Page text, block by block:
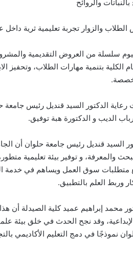
والروائح
والزوار تجربة تعليمية ثرية داخل
سلسلة من العروض التقديمية
الكلية بتنمية مهارات الطلاب، وتحفيز
الدكتور السيد قنديل رئيس جامعة
الديب و الدكتورة هبة توفيق.
السيد قنديل رئيس جامعة حلوان أن
والمعرفة، و توفير بيئة تعليمية
متطلبات سوق العمل ويساهم في خدمة
وربط العلم بالتطبيق.
محمد إبراهيم عميد كلية الصيدلة
وقد نجح الحدث في خلق بيئة
نموذجًا في دمج التعليم الأكاديمي